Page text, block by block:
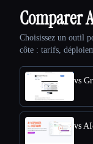
Comparer
Choisissez un outil
côte : tarifs,
vs